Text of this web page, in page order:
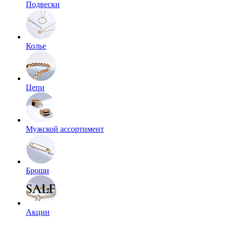
Подвески
Колье
Цепи
Мужской ассортимент
Броши
Акции